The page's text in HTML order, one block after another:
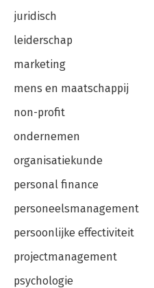
juridisch
leiderschap
marketing
mens en maatschappij
non-profit
ondernemen
organisatiekunde
personal finance
personeelsmanagement
persoonlijke effectiviteit
projectmanagement
psychologie